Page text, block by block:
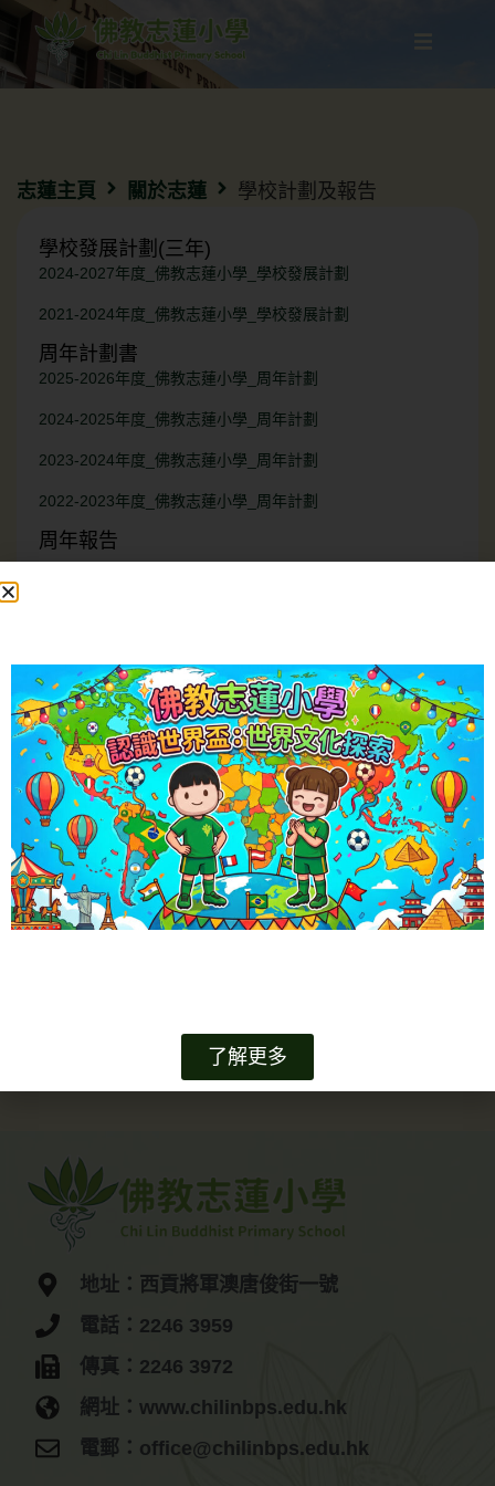
志蓮主頁 關於志蓮 學校計劃及報告
學校發展計劃(三年)
2024-2027年度_佛教志蓮小學_學校發展計劃
2021-2024年度_佛教志蓮小學_學校發展計劃
周年計劃書
2025-2026年度_佛教志蓮小學_周年計劃
2024-2025年度_佛教志蓮小學_周年計劃
2023-2024年度_佛教志蓮小學_周年計劃
2022-2023年度_佛教志蓮小學_周年計劃
周年報告
2022-2023年度_佛教志蓮小學_周年報告
2021-2022年度_佛教志蓮小學_周年報告
全方位學習及姊妹學校交流計劃計劃
25-2026年度全方位學習及姊妹學校津貼計劃書
姊妹學校交流計劃計劃
2024-2025年度姊妹學校交流計劃
姊妹學校交流計劃報告
2024-2025年度姊妹學校交流報告
地址：西貢將軍澳唐俊街一號
電話：2246 3959
傳真：2246 3972
網址：www.chilinbps.edu.hk
電郵：office@chilinbps.edu.hk
了解更多